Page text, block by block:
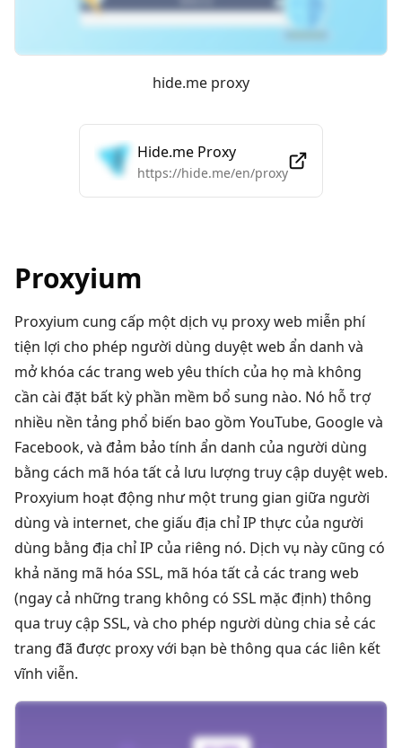
hide.me proxy
Hide.me Proxy
https://hide.me/en/proxy
Proxyium
Proxyium cung cấp một dịch vụ proxy web miễn phí
tiện lợi cho phép người dùng duyệt web ẩn danh và
mở khóa các trang web yêu thích của họ mà không
cần cài đặt bất kỳ phần mềm bổ sung nào. Nó hỗ trợ
nhiều nền tảng phổ biến bao gồm YouTube, Google và
Facebook, và đảm bảo tính ẩn danh của người dùng
bằng cách mã hóa tất cả lưu lượng truy cập duyệt web.
Proxyium hoạt động như một trung gian giữa người
dùng và internet, che giấu địa chỉ IP thực của người
dùng bằng địa chỉ IP của riêng nó. Dịch vụ này cũng có
khả năng mã hóa SSL, mã hóa tất cả các trang web
(ngay cả những trang không có SSL mặc định) thông
qua truy cập SSL, và cho phép người dùng chia sẻ các
trang đã được proxy với bạn bè thông qua các liên kết
vĩnh viễn.